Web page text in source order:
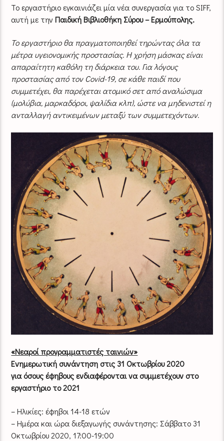
Το εργαστήριο εγκαινιάζει μία νέα συνεργασία για το SIFF,
αυτή με τηνΠαιδική Βιβλιοθήκη Σύρου – Ερμούπολης.
Το εργαστήριο θα πραγματοποιηθεί τηρώντας όλα τα
μέτρα υγειονομικής προστασίας. Η χρήση μάσκας είναι
απαραίτητη καθόλη τη διάρκεια του. Για λόγους
προστασίας από τον Covid-19, σε κάθε παιδί που
συμμετέχει, θα παρέχεται ατομικό σετ από αναλώσιμα
(μολύβια, μαρκαδόροι, ψαλίδια κλπ), ώστε να μηδενιστεί η
ανταλλαγή αντικειμένων μεταξύ των συμμετεχόντων.
«Νεαροί προγραμματιστές ταινιών»
Ενημερωτική συνάντηση στις 31 Οκτωβρίου 2020
για όσους έφηβους ενδιαφέρονται να συμμετέχουν στο
εργαστήριο το 2021
– Ηλικίες: έφηβοι 14-18 ετών
– Ημέρα και ώρα διεξαγωγής συνάντησης: Σάββατο 31
Οκτωβρίου 2020, 17:00-19:00